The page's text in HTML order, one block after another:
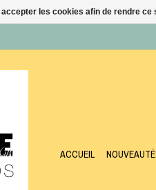
ACCUEIL
accepter les cookies afin de rendre